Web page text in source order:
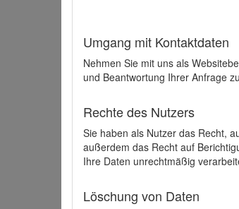
Umgang mit Kontaktdaten
Nehmen Sie mit uns als
und Beantwortung Ihrer Anfrage
Rechte des Nutzers
Sie haben als Nutzer das Recht,
außerdem das Recht auf
Ihre Daten unrechtmäßig
Löschung von Daten